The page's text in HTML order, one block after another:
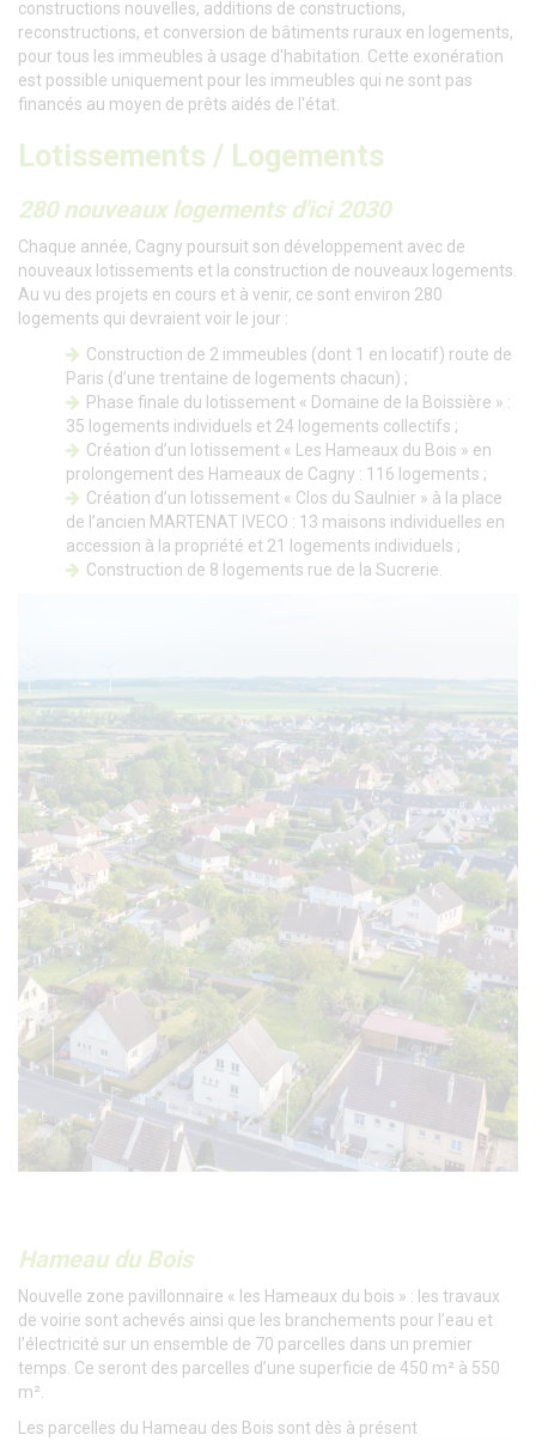
constructions nouvelles, additions de constructions,
reconstructions, et conversion de bâtiments ruraux en logements,
pour tous les immeubles à usage d'habitation. Cette exonération
est possible uniquement pour les immeubles qui ne sont pas
financés au moyen de prêts aidés de l'état.
Lotissements / Logements
280 nouveaux logements d'ici 2030
Chaque année, Cagny poursuit son développement avec de
nouveaux lotissements et la construction de nouveaux logements.
Au vu des projets en cours et à venir, ce sont environ 280
logements qui devraient voir le jour :
Construction de 2 immeubles (dont 1 en locatif) route de
Paris (d’une trentaine de logements chacun) ;
Phase finale du lotissement « Domaine de la Boissière » :
35 logements individuels et 24 logements collectifs ;
Création d’un lotissement « Les Hameaux du Bois » en
prolongement des Hameaux de Cagny : 116 logements ;
Création d’un lotissement « Clos du Saulnier » à la place
de l’ancien MARTENAT IVECO : 13 maisons individuelles en
accession à la propriété et 21 logements individuels ;
Construction de 8 logements rue de la Sucrerie.
Hameau du Bois
Nouvelle zone pavillonnaire « les Hameaux du bois » : les travaux
de voirie sont achevés ainsi que les branchements pour l’eau et
l’électricité sur un ensemble de 70 parcelles dans un premier
temps. Ce seront des parcelles d’une superficie de 450 m² à 550
m².
Les parcelles du Hameau des Bois sont dès à présent